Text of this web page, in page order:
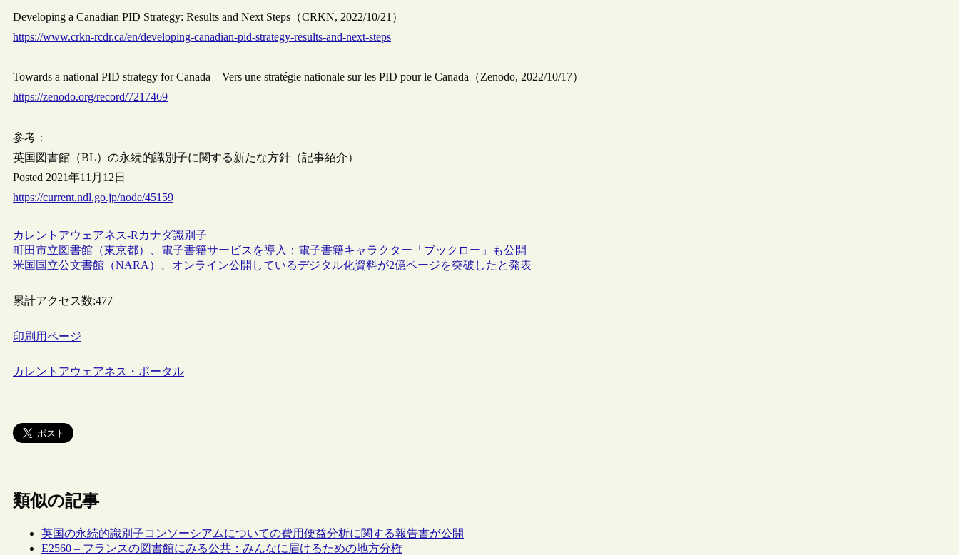
Developing a Canadian PID Strategy: Results and Next Steps（CRKN, 2022/10/21）
https://www.crkn-rcdr.ca/en/developing-canadian-pid-strategy-results-and-next-steps
Towards a national PID strategy for Canada – Vers une stratégie nationale sur les PID pour le Canada（Zenodo, 2022/10/17）
https://zenodo.org/record/7217469
参考：
英国図書館（BL）の永続的識別子に関する新たな方針（記事紹介）
Posted 2021年11月12日
https://current.ndl.go.jp/node/45159
カレントアウェアネス-R カナダ識別子
町田市立図書館（東京都）、電子書籍サービスを導入：電子書籍キャラクター「ブックロー」も公開
米国国立公文書館（NARA）、オンライン公開しているデジタル化資料が2億ページを突破したと発表
累計アクセス数:477
印刷用ページ
カレントアウェアネス・ポータル
類似の記事
英国の永続的識別子コンソーシアムについての費用便益分析に関する報告書が公開
E2560 – フランスの図書館にみる公共：みんなに届けるための地方分権